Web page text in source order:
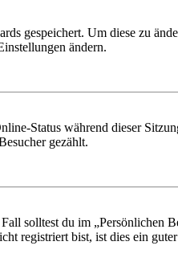
gespeichert. Um diese zu
ändern.
Status während dieser
gezählt.
solltest du im „Persönlichen
registriert bist, ist dies ein